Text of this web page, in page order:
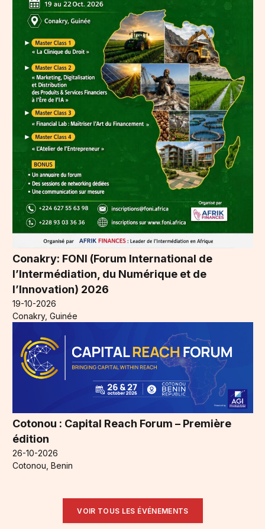
Conakry: FONI (Forum International de
l’Intermédiation, du Numérique et de
l’Innovation) 2026
19-10-2026
Conakry, Guinée
Cotonou : Capital Reach Forum – Première
édition
26-10-2026
Cotonou, Benin
VOIR TOUS LES ÉVÉNEMENTS